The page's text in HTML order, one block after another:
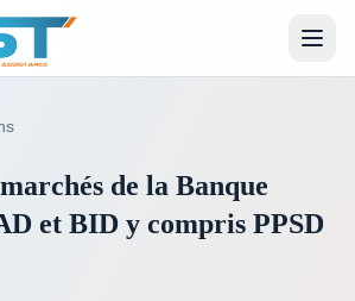
de la Banque
et BID y compris PPSD